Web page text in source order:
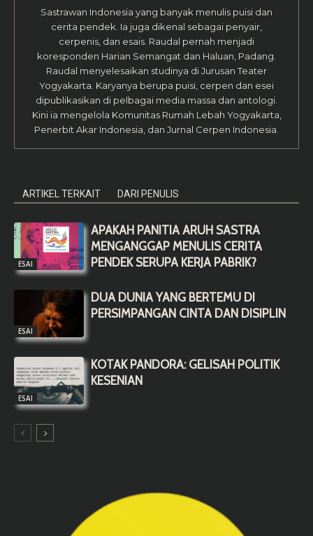
Sastrawan Indonesia yang banyak menulis puisi dan
cerita pendek. Ia juga dikenal sebagai penyair,
cerpenis, dan esais. Raudal pernah menjadi
koresponden Harian Semangat dan Haluan, Padang.
Raudal menyelesaikan studinya di Jurusan Teater
Yogyakarta. Karyanya berupa puisi, cerpen dan esei
dipublikasikan di pelbagai media massa dan antologi.
Kini ia mengelola Komunitas Rumah Lebah Yogyakarta,
Penerbit Akar Indonesia, dan Jurnal Cerpen Indonesia.
ARTIKEL TERKAIT DARI PENULIS
ESAI
APAKAH PANITIA ARUH SASTRA
MENGANGGAP MENULIS CERITA
PENDEK SERUPA KERJA PABRIK?
ESAI
DUA DUNIA YANG BERTEMU DI
PERSIMPANGAN CINTA DAN DISIPLIN
ESAI
KOTAK PANDORA: GELISAH POLITIK
KESENIAN